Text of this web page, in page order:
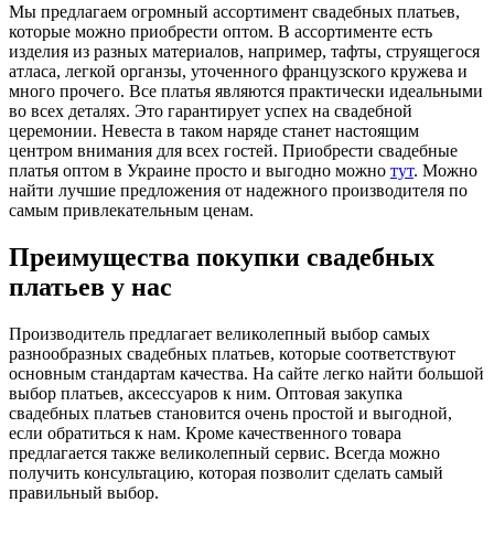
Мы предлагаем огромный ассортимент свадебных платьев,
которые можно приобрести оптом. В ассортименте есть
изделия из разных материалов, например, тафты, струящегося
атласа, легкой органзы, уточенного французского кружева и
много прочего. Все платья являются практически идеальными
во всех деталях. Это гарантирует успех на свадебной
церемонии. Невеста в таком наряде станет настоящим
центром внимания для всех гостей. Приобрести свадебные
платья оптом в Украине просто и выгодно можно тут. Можно
найти лучшие предложения от надежного производителя по
самым привлекательным ценам.
Преимущества покупки свадебных
платьев у нас
Производитель предлагает великолепный выбор самых
разнообразных свадебных платьев, которые соответствуют
основным стандартам качества. На сайте легко найти большой
выбор платьев, аксессуаров к ним. Оптовая закупка
свадебных платьев становится очень простой и выгодной,
если обратиться к нам. Кроме качественного товара
предлагается также великолепный сервис. Всегда можно
получить консультацию, которая позволит сделать самый
правильный выбор.